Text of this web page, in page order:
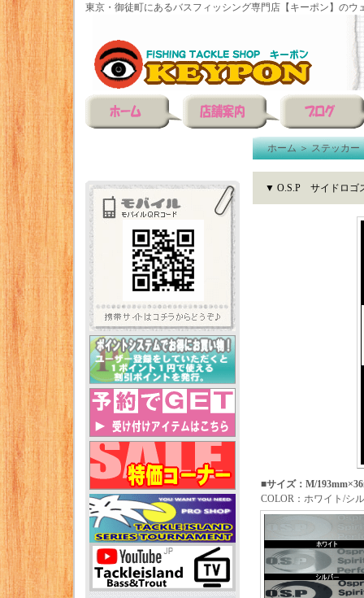
東京・御徒町にあるバスフィッシング専門店【キーポン】のウ
ホーム＞ステッカー
▼ O.S.P サイドロゴ
■サイズ：M/
COLOR：ホワイト/シ